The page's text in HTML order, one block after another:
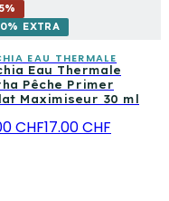
%
EXTRA
EAU THERMALE
Eau Thermale
Pêche Primer
Maximiseur 30 ml
CHF17.00 CHF